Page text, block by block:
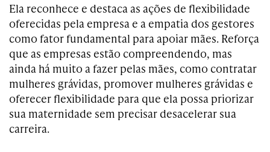
Ela reconhece e destaca as ações de flexibilidade
oferecidas pela empresa e a empatia dos gestores
como fator fundamental para apoiar mães. Reforça
que as empresas estão compreendendo, mas
ainda há muito a fazer pelas mães, como contratar
mulheres grávidas, promover mulheres grávidas e
oferecer flexibilidade para que ela possa priorizar
sua maternidade sem precisar desacelerar sua
carreira.